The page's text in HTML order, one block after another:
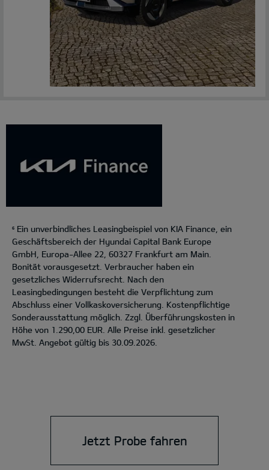
6
Ein unverbindliches Leasingbeispiel von KIA Finance, ein
Geschäftsbereich der Hyundai Capital Bank Europe
GmbH, Europa-Allee 22, 60327 Frankfurt am Main.
Bonität vorausgesetzt. Verbraucher haben ein
gesetzliches Widerrufsrecht. Nach den
Leasingbedingungen besteht die Verpflichtung zum
Abschluss einer Vollkaskoversicherung. Kostenpflichtige
Sonderausstattung möglich. Zzgl. Überführungskosten in
Höhe von 1.290,00 EUR. Alle Preise inkl. gesetzlicher
MwSt. Angebot gültig bis 30.09.2026.
Jetzt Probe fahren